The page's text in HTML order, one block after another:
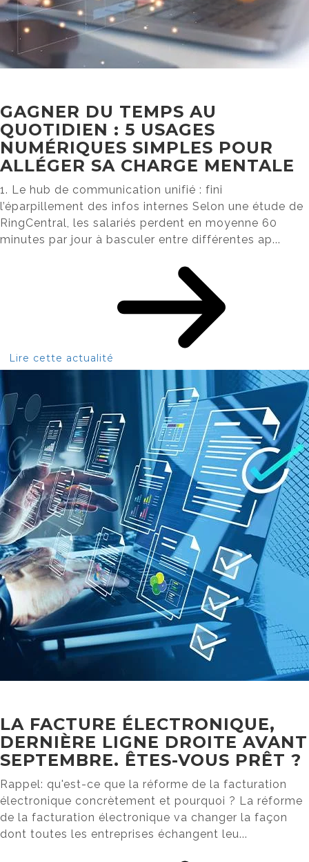
GAGNER DU TEMPS AU
QUOTIDIEN : 5 USAGES
NUMÉRIQUES SIMPLES POUR
ALLÉGER SA CHARGE MENTALE
1. Le hub de communication unifié : fini
l’éparpillement des infos internes Selon une étude de
RingCentral, les salariés perdent en moyenne 60
minutes par jour à basculer entre différentes ap...
Lire cette actualité
LA FACTURE ÉLECTRONIQUE,
DERNIÈRE LIGNE DROITE AVANT
SEPTEMBRE. ÊTES-VOUS PRÊT ?
Rappel: qu'est-ce que la réforme de la facturation
électronique concrètement et pourquoi ? La réforme
de la facturation électronique va changer la façon
dont toutes les entreprises échangent leu...